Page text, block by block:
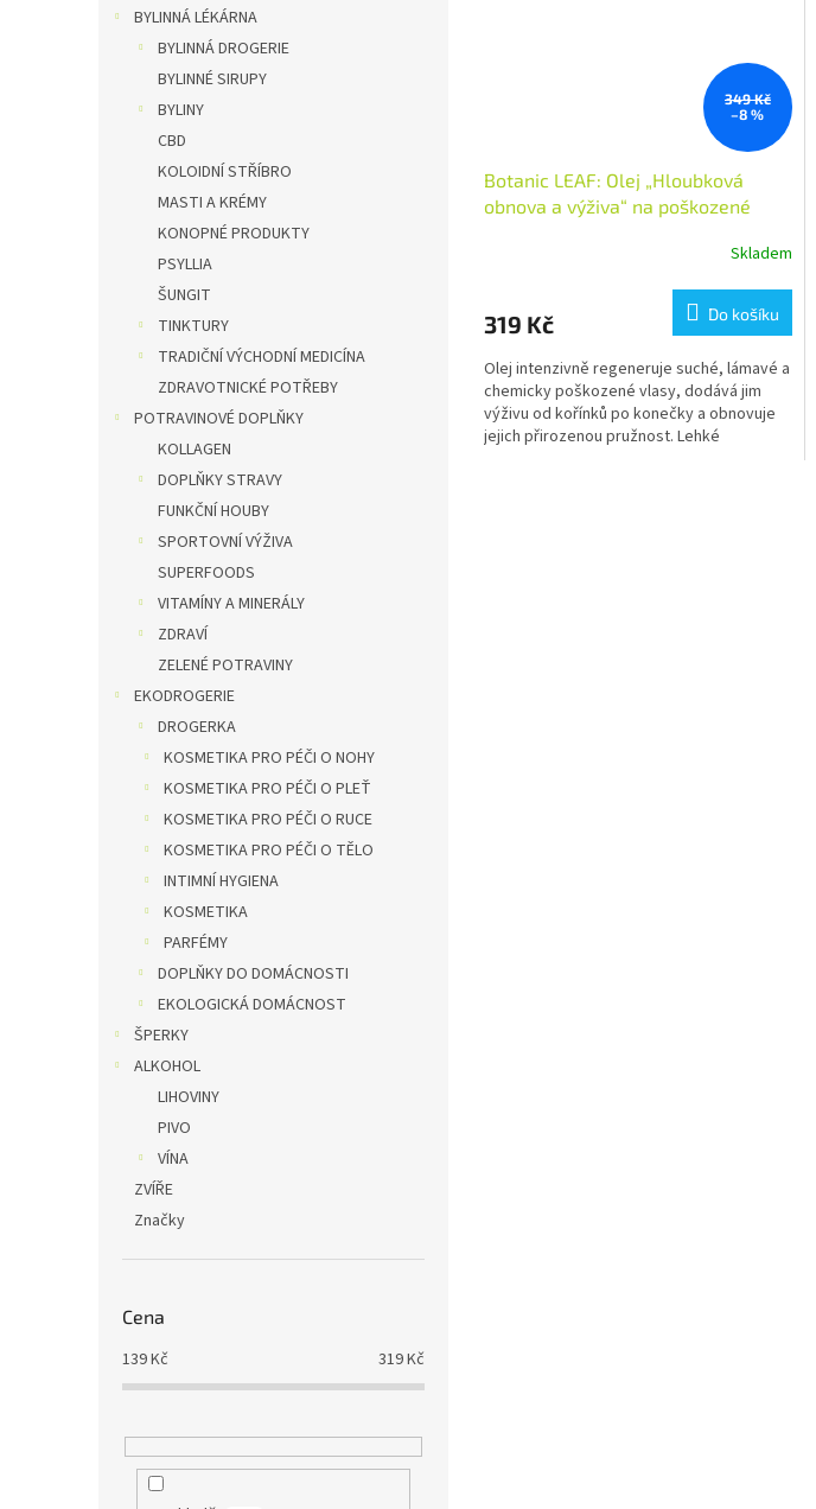
BYLINNÁ LÉKÁRNA
BYLINNÁ DROGERIE
BYLINNÉ SIRUPY
BYLINY
CBD
KOLOIDNÍ STŘÍBRO
MASTI A KRÉMY
KONOPNÉ PRODUKTY
PSYLLIA
ŠUNGIT
TINKTURY
TRADIČNÍ VÝCHODNÍ MEDICÍNA
ZDRAVOTNICKÉ POTŘEBY
POTRAVINOVÉ DOPLŇKY
KOLLAGEN
DOPLŇKY STRAVY
FUNKČNÍ HOUBY
SPORTOVNÍ VÝŽIVA
SUPERFOODS
VITAMÍNY A MINERÁLY
ZDRAVÍ
ZELENÉ POTRAVINY
EKODROGERIE
DROGERKA
KOSMETIKA PRO PÉČI O NOHY
KOSMETIKA PRO PÉČI O PLEŤ
KOSMETIKA PRO PÉČI O RUCE
KOSMETIKA PRO PÉČI O TĚLO
INTIMNÍ HYGIENA
KOSMETIKA
PARFÉMY
DOPLŇKY DO DOMÁCNOSTI
EKOLOGICKÁ DOMÁCNOST
ŠPERKY
ALKOHOL
LIHOVINY
PIVO
VÍNA
ZVÍŘE
Značky
Cena
139Kč 319Kč
349 Kč
–8 %
Botanic LEAF: Olej „Hloubková
obnova a výživa“ na poškozené
Skladem
319 Kč Do košíku
Olej intenzivně regeneruje suché, lámavé a
chemicky poškozené vlasy, dodává jim
výživu od kořínků po konečky a obnovuje
jejich přirozenou pružnost. Lehké